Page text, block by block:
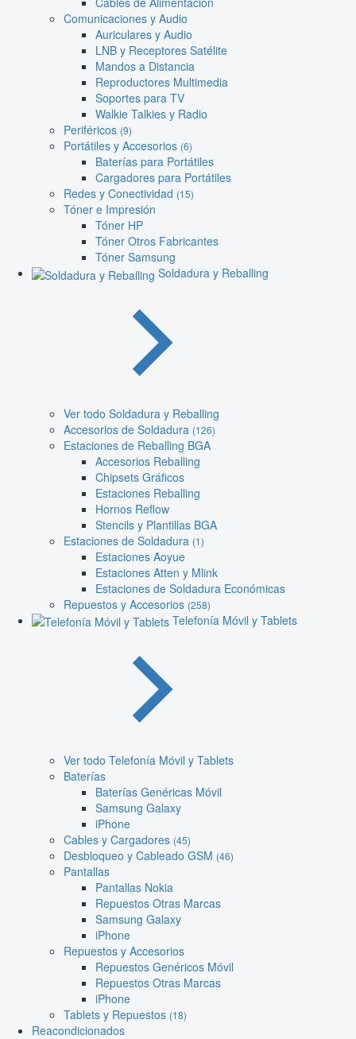
Comunicaciones y Audio
Auriculares y Audio
LNB y Receptores Satélite
Mandos a Distancia
Reproductores Multimedia
Soportes para TV
Walkie Talkies y Radio
Periféricos (9)
Portátiles y Accesorios (6)
Baterías para Portátiles
Cargadores para Portátiles
Redes y Conectividad (15)
Tóner e Impresión
Tóner HP
Tóner Otros Fabricantes
Tóner Samsung
Soldadura y Reballing
Ver todo Soldadura y Reballing
Accesorios de Soldadura (126)
Estaciones de Reballing BGA
Accesorios Reballing
Chipsets Gráficos
Estaciones Reballing
Hornos Reflow
Stencils y Plantillas BGA
Estaciones de Soldadura (1)
Estaciones Aoyue
Estaciones Atten y Mlink
Estaciones de Soldadura Económicas
Repuestos y Accesorios (258)
Telefonía Móvil y Tablets
Ver todo Telefonía Móvil y Tablets
Baterías
Baterías Genéricas Móvil
Samsung Galaxy
iPhone
Cables y Cargadores (45)
Desbloqueo y Cableado GSM (46)
Pantallas
Pantallas Nokia
Repuestos Otras Marcas
Samsung Galaxy
iPhone
Repuestos y Accesorios
Repuestos Genéricos Móvil
Repuestos Otras Marcas
iPhone
Tablets y Repuestos (18)
Reacondicionados